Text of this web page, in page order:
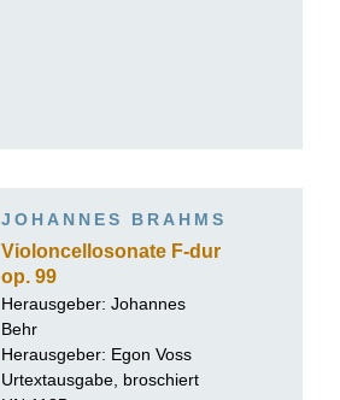
JOHANNES BRAHMS
Violoncellosonate F-dur
op. 99
Herausgeber: Johannes
Behr
Herausgeber: Egon Voss
Urtextausgabe, broschiert